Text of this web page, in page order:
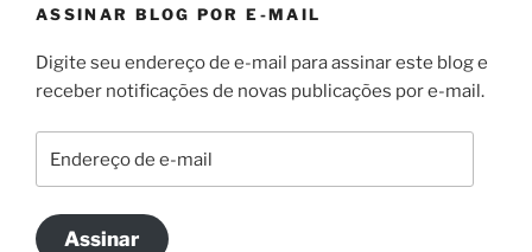
ASSINAR BLOG POR E-MAIL
Digite seu endereço de e-mail para assinar este blog e
receber notificações de novas publicações por e-mail.
de
mailAssinar